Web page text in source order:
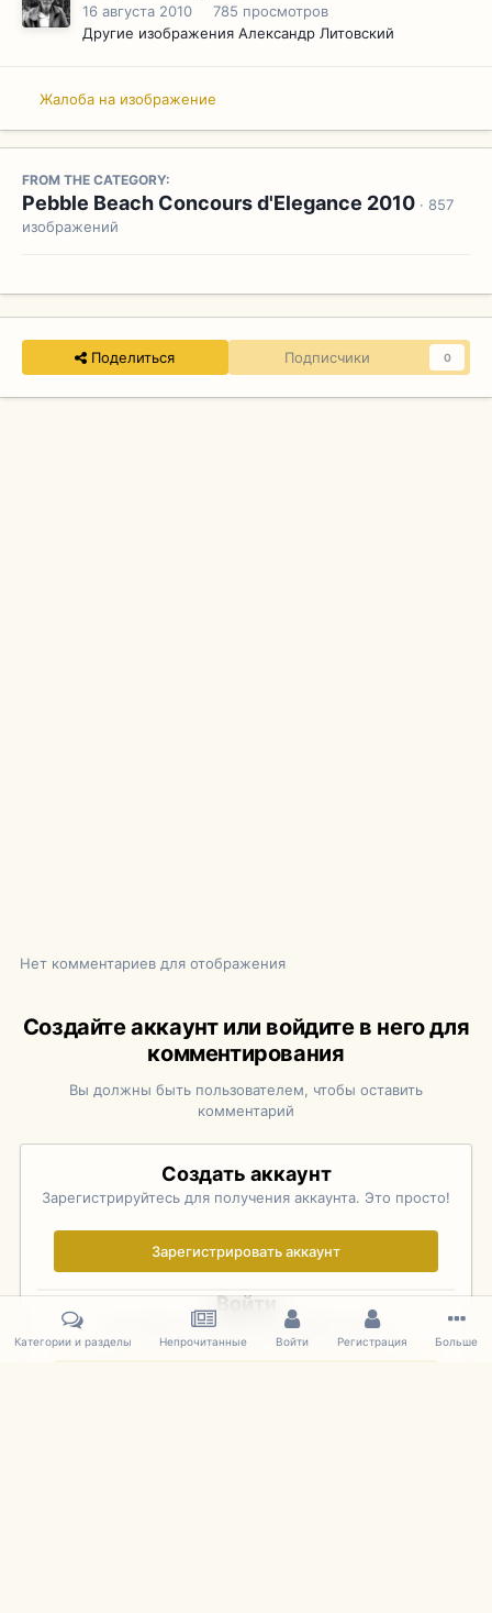
16 августа 2010
785 просмотров
Другие изображения Александр Литовский
Жалоба на изображение
FROM THE CATEGORY:
Pebble Beach Concours d'Elegance 2010 · 857
изображений
Поделиться Подписчики 0
Нет комментариев для отображения
Создайте аккаунт или войдите в него для
комментирования
Вы должны быть пользователем, чтобы оставить
комментарий
Создать аккаунт
Зарегистрируйтесь для получения аккаунта. Это просто!
Зарегистрировать аккаунт
Войти
Уже зарегистрированы? Войдите здесь.
Категории и разделы Непрочитанные Войти Регистрация Больше